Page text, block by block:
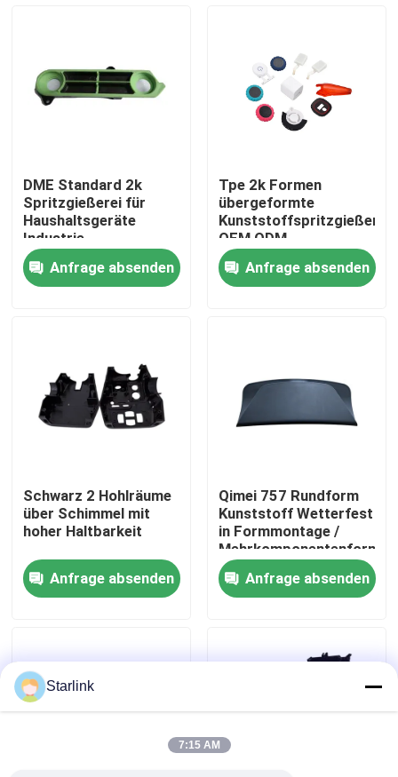
Zu Hause
VR-Show
Über uns
Werksbesichtigung
KONTAKTIEREN SIE UNS
Rechtssachen
DME Standard 2k
Spritzgießerei für
Haushaltsgeräte
Industrie
Kunststoffspritzgießerei
Anfrage absenden
Tpe 2k Formen
übergeformte
Kunststoffspritzgießerei
OEM ODM
Anfrage absenden
Schwarz 2 Hohlräume
über Schimmel mit
hoher Haltbarkeit
Anfrage absenden
Qimei 757 Rundform
Kunststoff Wetterfest
in Formmontage /
Anfrage absenden
Starlink
7:15 AM